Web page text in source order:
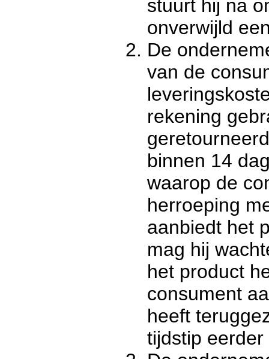
stuurt hij na
onverwijld
De
van de
rekening
binnen 14
waarop de
herroeping
aanbiedt het
mag hij
het product
consument
heeft
tijdstip eerder